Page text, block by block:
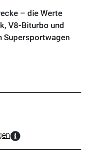
– die Werte
V8-Biturbo und
Supersportwagen